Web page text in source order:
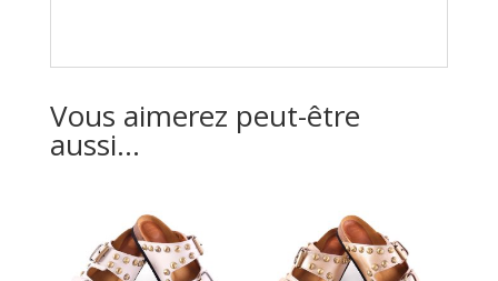
Vous aimerez peut-être
aussi…